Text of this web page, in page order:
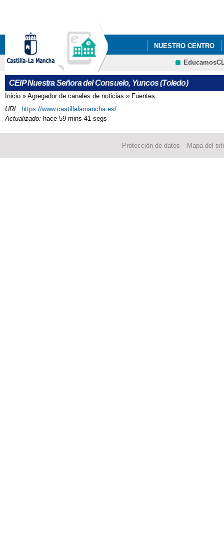
NUESTRO CENTRO
COMEDOR
CEIP Nuestra Señora del Consuelo, Yuncos (Toledo)
Se encuentra usted aquí
Inicio » Agregador de canales de noticias » Fuentes
URL: https://www.castillalamancha.es/
Actualizado: hace 59 mins 41 segs
Protección de datos Mapa del